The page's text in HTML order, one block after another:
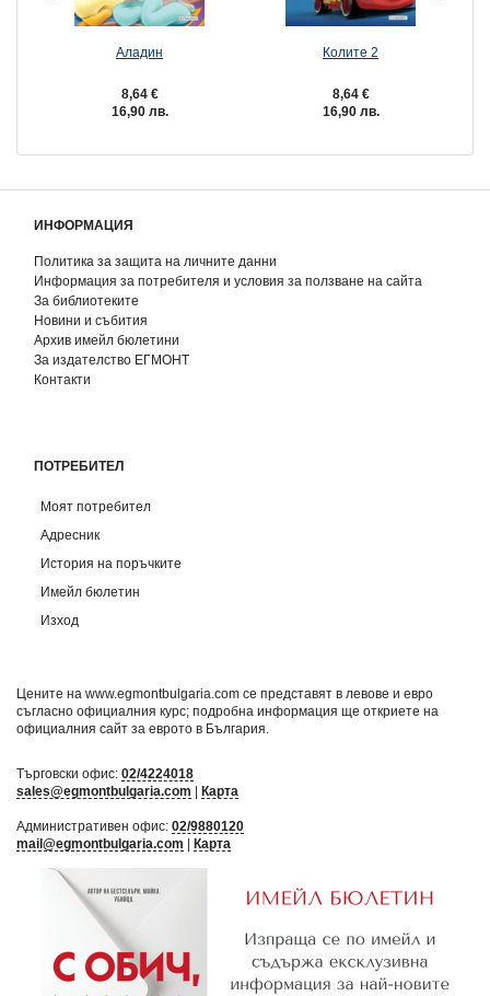
Аладин
8,64 €
16,90 лв.
Колите 2
8,64 €
16,90 лв.
ИНФОРМАЦИЯ
Политика за защита на личните данни
Информация за потребителя и условия за ползване на сайта
За библиотеките
Новини и събития
Архив имейл бюлетини
За издателство ЕГМОНТ
Контакти
ПОТРЕБИТЕЛ
Моят потребител
Адресник
История на поръчките
Имейл бюлетин
Изход
Цените на www.egmontbulgaria.com се представят в левове и евро
съгласно официалния курс; подробна информация ще откриете на
официалния сайт за еврото в България
Търговски офис: 02/4224018
sales@egmontbulgaria.com
Карта
Административен офис: 02/9880120
mail@egmontbulgaria.com
Карта